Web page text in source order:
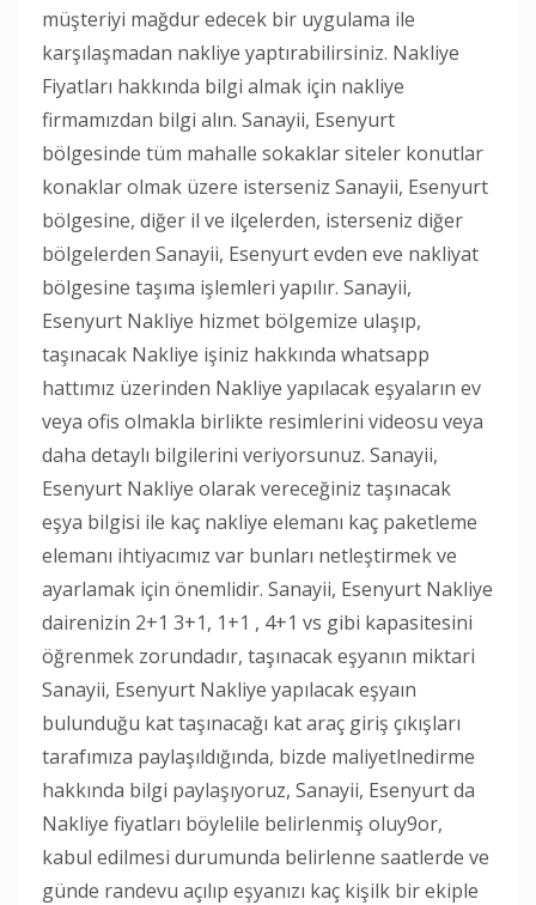
müşteriyi mağdur edecek bir uygulama ile
karşılaşmadan nakliye yaptırabilirsiniz. Nakliye
Fiyatları hakkında bilgi almak için nakliye
firmamızdan bilgi alın. Sanayii, Esenyurt
bölgesinde tüm mahalle sokaklar siteler konutlar
konaklar olmak üzere isterseniz Sanayii, Esenyurt
bölgesine, diğer il ve ilçelerden, isterseniz diğer
bölgelerden Sanayii, Esenyurt evden eve nakliyat
bölgesine taşıma işlemleri yapılır. Sanayii,
Esenyurt Nakliye hizmet bölgemize ulaşıp,
taşınacak Nakliye işiniz hakkında whatsapp
hattımız üzerinden Nakliye yapılacak eşyaların ev
veya ofis olmakla birlikte resimlerini videosu veya
daha detaylı bilgilerini veriyorsunuz. Sanayii,
Esenyurt Nakliye olarak vereceğiniz taşınacak
eşya bilgisi ile kaç nakliye elemanı kaç paketleme
elemanı ihtiyacımız var bunları netleştirmek ve
ayarlamak için önemlidir. Sanayii, Esenyurt Nakliye
dairenizin 2+1 3+1, 1+1 , 4+1 vs gibi kapasitesini
öğrenmek zorundadır, taşınacak eşyanın miktari
Sanayii, Esenyurt Nakliye yapılacak eşyaın
bulunduğu kat taşınacağı kat araç giriş çıkışları
tarafımıza paylaşıldığında, bizde maliyetlnedirme
hakkında bilgi paylaşıyoruz, Sanayii, Esenyurt da
Nakliye fiyatları böylelile belirlenmiş oluy9or,
kabul edilmesi durumunda belirlenne saatlerde ve
günde randevu açılıp eşyanızı kaç kişilk bir ekiple